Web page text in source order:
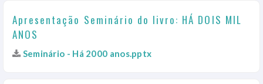
Apresentação Seminário do livro: HÁ DOIS MIL
ANOS
Seminário - Há 2000 anos.pptx